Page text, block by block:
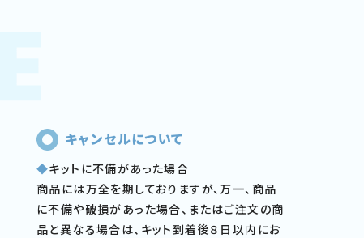
キャンセルについて
◆キットに不備があった場合
商品には万全を期しておりますが、万一、商品
に不備や破損があった場合、またはご注文の商
品と異なる場合は、キット到着後８日以内にお